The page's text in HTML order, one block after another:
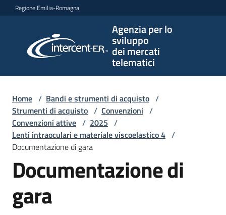
Vai al contenuto
Vai alla navigazione
Vai al footer
Regione Emilia-Romagna
Agenzia per lo
sviluppo
dei mercati
telematici
per lo
sviluppo
telematici
L'Agenzia
e
strumenti
Home / Bandi e strumenti di acquisto /
Strumenti di acquisto / Convenzioni /
Convenzioni attive / 2025 /
Lenti intraoculari e materiale viscoelastico 4 /
Documentazione di gara
Documentazione di
gara